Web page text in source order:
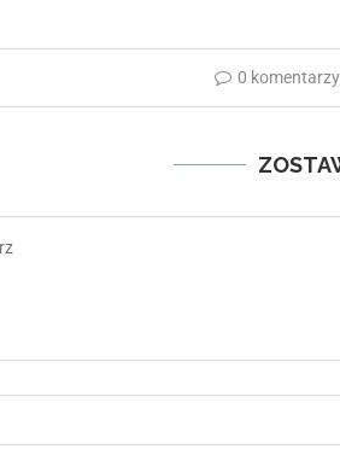
0 komentarzy